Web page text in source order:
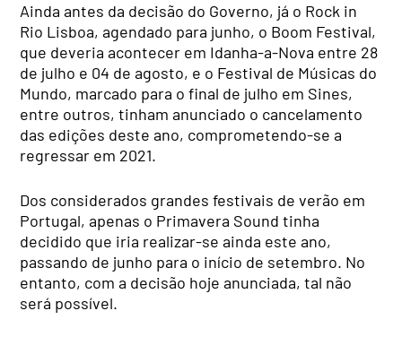
Ainda antes da decisão do Governo, já o Rock in
Rio Lisboa, agendado para junho, o Boom Festival,
que deveria acontecer em Idanha-a-Nova entre 28
de julho e 04 de agosto, e o Festival de Músicas do
Mundo, marcado para o final de julho em Sines,
entre outros, tinham anunciado o cancelamento
das edições deste ano, comprometendo-se a
regressar em 2021.
Dos considerados grandes festivais de verão em
Portugal, apenas o Primavera Sound tinha
decidido que iria realizar-se ainda este ano,
passando de junho para o início de setembro. No
entanto, com a decisão hoje anunciada, tal não
será possível.